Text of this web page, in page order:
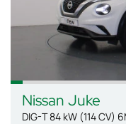
Nissan Juke
DIG-T 84 kW (114 CV)